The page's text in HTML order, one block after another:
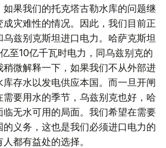
果我们的托克塔古勒水库的问题继
灾难性的情况。因此，我们目前正
兹别克斯坦进口电力。哈萨克斯坦
至10亿千瓦时电力，同乌兹别克的
微解释一下，如果我们不从外部进
存水以发电供应本国。而一旦开闸
要用水的季节，乌兹别克也好，哈
无水可用的局面。我们希望在需要
义务，这也是我们必须进口电力的
都有益处的选择。